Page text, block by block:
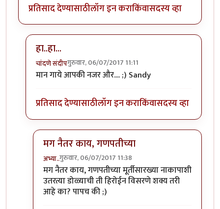
प्रतिसाद देण्यासाठीलॉग इन कराकिंवासदस्य व्हा
हा..हा...
चांदणे संदीपगुरुवार, 06/07/2017 11:11
In reply toरेकाई काय क्युट दिसतेय हो,
मान गाये आपकी नजर और.... ;) Sandy
प्रतिसाद देण्यासाठीलॉग इन कराकिंवासदस्य व्हा
मग नैतर काय, गणपतीच्या
अभ्या..गुरुवार, 06/07/2017 11:38
In reply toहा..हा...byचांदणे संदीप
मग नैतर काय, गणपतीच्या मूर्तीसारख्या नाकापाशी
उतरत्या डोळ्याची ती हिरोईन विसरणे शक्य तरी
आहे का? पापच की ;)